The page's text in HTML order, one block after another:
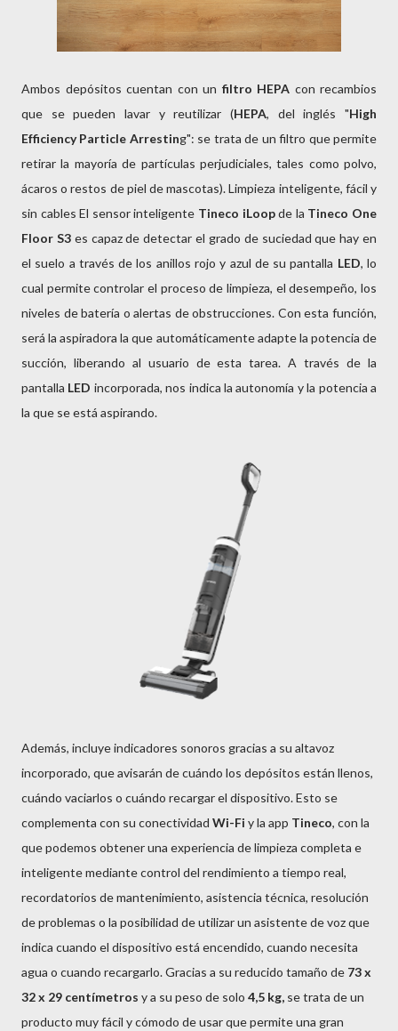
Ambos depósitos cuentan con un filtro HEPA con recambios
que se pueden lavar y reutilizar (HEPA, del inglés "High
Efficiency Particle Arresting": se trata de un filtro que permite
retirar la mayoría de partículas perjudiciales, tales como polvo,
ácaros o restos de piel de mascotas). Limpieza inteligente, fácil y
sin cables El sensor inteligente Tineco iLoopde la Tineco One
Floor S3es capaz de detectar el grado de suciedad que hay en
el suelo a través de los anillos rojo y azul de su pantalla LED, lo
cual permite controlar el proceso de limpieza, el desempeño, los
niveles de batería o alertas de obstrucciones. Con esta función,
será la aspiradora la que automáticamente adapte la potencia de
succión, liberando al usuario de esta tarea. A través de la
pantalla LED incorporada, nos indica la autonomía y la potencia a
la que se está aspirando.
Además, incluye indicadores sonoros gracias a su altavoz
incorporado, que avisarán de cuándo los depósitos están llenos,
cuándo vaciarlos o cuándo recargar el dispositivo. Esto se
complementa con su conectividad Wi-Fi y la app Tineco, con la
que podemos obtener una experiencia de limpieza completa e
inteligente mediante control del rendimiento a tiempo real,
recordatorios de mantenimiento, asistencia técnica, resolución
de problemas o la posibilidad de utilizar un asistente de voz que
indica cuando el dispositivo está encendido, cuando necesita
agua o cuando recargarlo. Gracias a su reducido tamaño de 73 x
32 x 29 centímetros y a su peso de solo 4,5 kg, se trata de un
producto muy fácil y cómodo de usar que permite una gran